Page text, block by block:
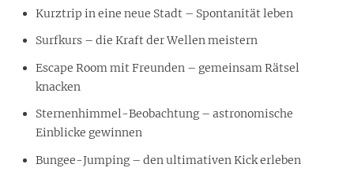
Kurztrip in eine neue Stadt – Spontanität leben
Surfkurs – die Kraft der Wellen meistern
Escape Room mit Freunden – gemeinsam Rätsel
knacken
Sternenhimmel-Beobachtung – astronomische
Einblicke gewinnen
Bungee-Jumping – den ultimativen Kick erleben